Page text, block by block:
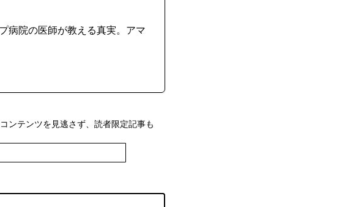
病院の医師が教える真実。アマ
ンテンツを見逃さず、読者限定記事も